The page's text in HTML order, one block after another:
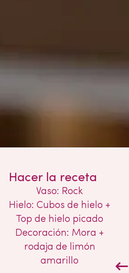
Hacer la receta
Vaso: Rock
Hielo: Cubos de hielo +
Top de hielo picado
Decoración: Mora +
rodaja de limón
amarillo